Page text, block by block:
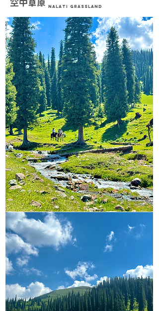
空中草原 NALATI GRASSLAND